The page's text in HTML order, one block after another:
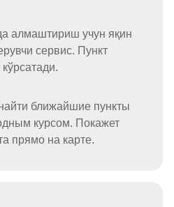
алмаштириш учун яқин
сервис. Пункт
ближайшие пункты
курсом. Покажет
прямо на карте.